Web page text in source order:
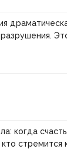
когда